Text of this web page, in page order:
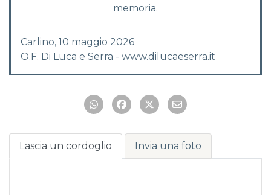
memoria.
Carlino, 10 maggio 2026
O.F. Di Luca e Serra - www.dilucaeserra.it
Lascia un cordoglio Invia una foto